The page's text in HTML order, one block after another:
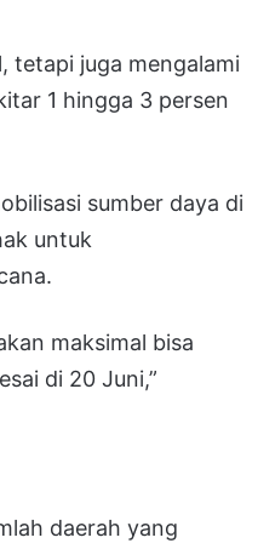
tetapi juga mengalami
1 hingga 3 persen
sumber daya di
untuk
maksimal bisa
di 20 Juni,”
daerah yang